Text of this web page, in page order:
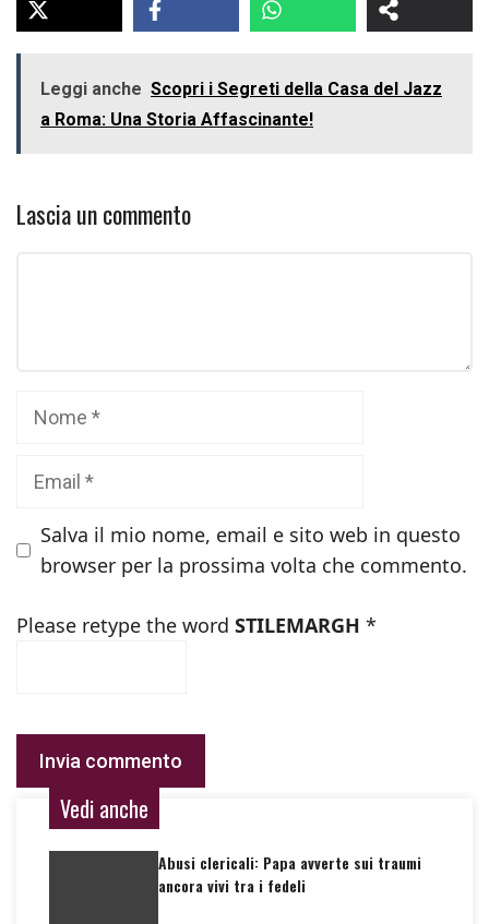
Leggi anche Scopri i Segreti della Casa del Jazz
a Roma: Una Storia Affascinante!
Lascia un commento
Salva il mio nome, email e sito web in questo
browser per la prossima volta che commento.
Please retype the word STILEMARGH *
Vedi anche
Abusi clericali: Papa avverte sui traumi
ancora vivi tra i fedeli